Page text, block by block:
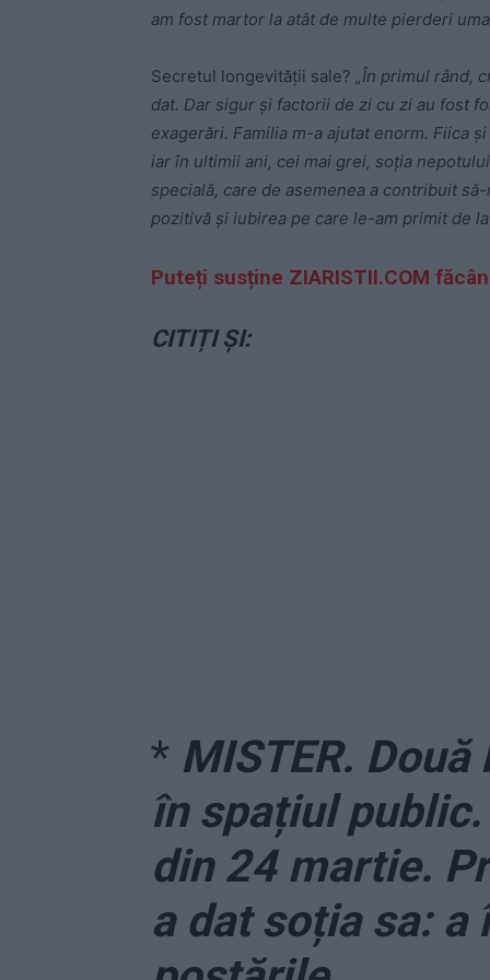
am fost martor la atât de multe pierderi
Secretul longevității sale? „În primul rând,
dat. Dar sigur şi factorii de zi cu zi au fost
exagerări. Familia m-a ajutat enorm. Fiica
iar în ultimii ani, cei mai grei, soţia
specială, care de asemenea a contribuit
pozitivă şi iubirea pe care le-am primit de
Puteți susține ZIARISTII.COM
CITIȚI ȘI:
* MISTER.
în spațiul
din 24 martie.
a dat soția sa: a